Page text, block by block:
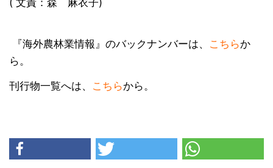
『海外農林業情報』のバックナンバーは、 こちらか
ら。
刊行物一覧へは、 こちらから。